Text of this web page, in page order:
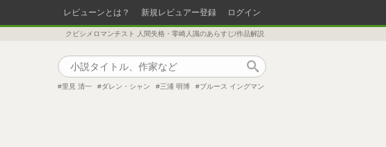
レビューンとは？ 新規レビュアー登録 ログイン
クビシメロマンチスト 人間失格・零崎人識のあらすじ/作品解説
里見 清一 ダレン・シャン 三浦 明博 ブルース イングマン